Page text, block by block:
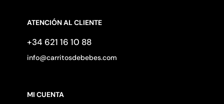
ATENCIÓN AL CLIENTE
+34 621 16 10 88
info@carritosdebebes.com
MI CUENTA